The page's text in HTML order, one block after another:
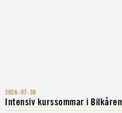
2026-07-30
Intensiv kurssommar i Bilkåren